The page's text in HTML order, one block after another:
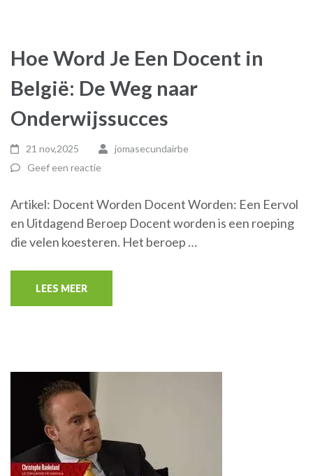
Hoe Word Je Een Docent in
België: De Weg naar
Onderwijssucces
21 nov,2025
jomasecundairbe
Geef een reactie
Artikel: Docent Worden Docent Worden: Een Eervol
en Uitdagend Beroep Docent worden is een roeping
die velen koesteren. Het beroep …
LEES MEER